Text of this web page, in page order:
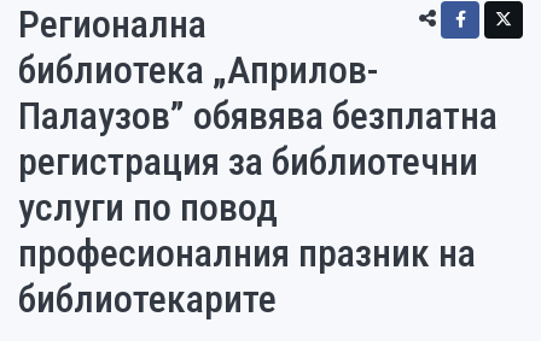
Регионална
библиотека „Априлов-
Палаузов” обявява безплатна
регистрация за библиотечни
услуги по повод
професионалния празник на
библиотекарите